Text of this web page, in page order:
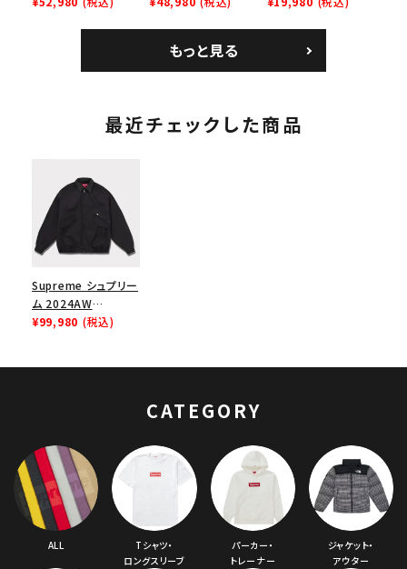
もっと見る
最近チェックした商品
Supreme シュプリー
ム 2024AW
Leather Collar
¥99,980 (税込)
CATEGORY
ALL
Tシャツ・
ロングスリーブ
パーカー・
トレーナー
ジャケット・
アウター